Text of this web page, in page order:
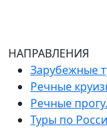
НАПРАВЛЕНИЯ
Зарубежные
Речные
Речные
Туры по